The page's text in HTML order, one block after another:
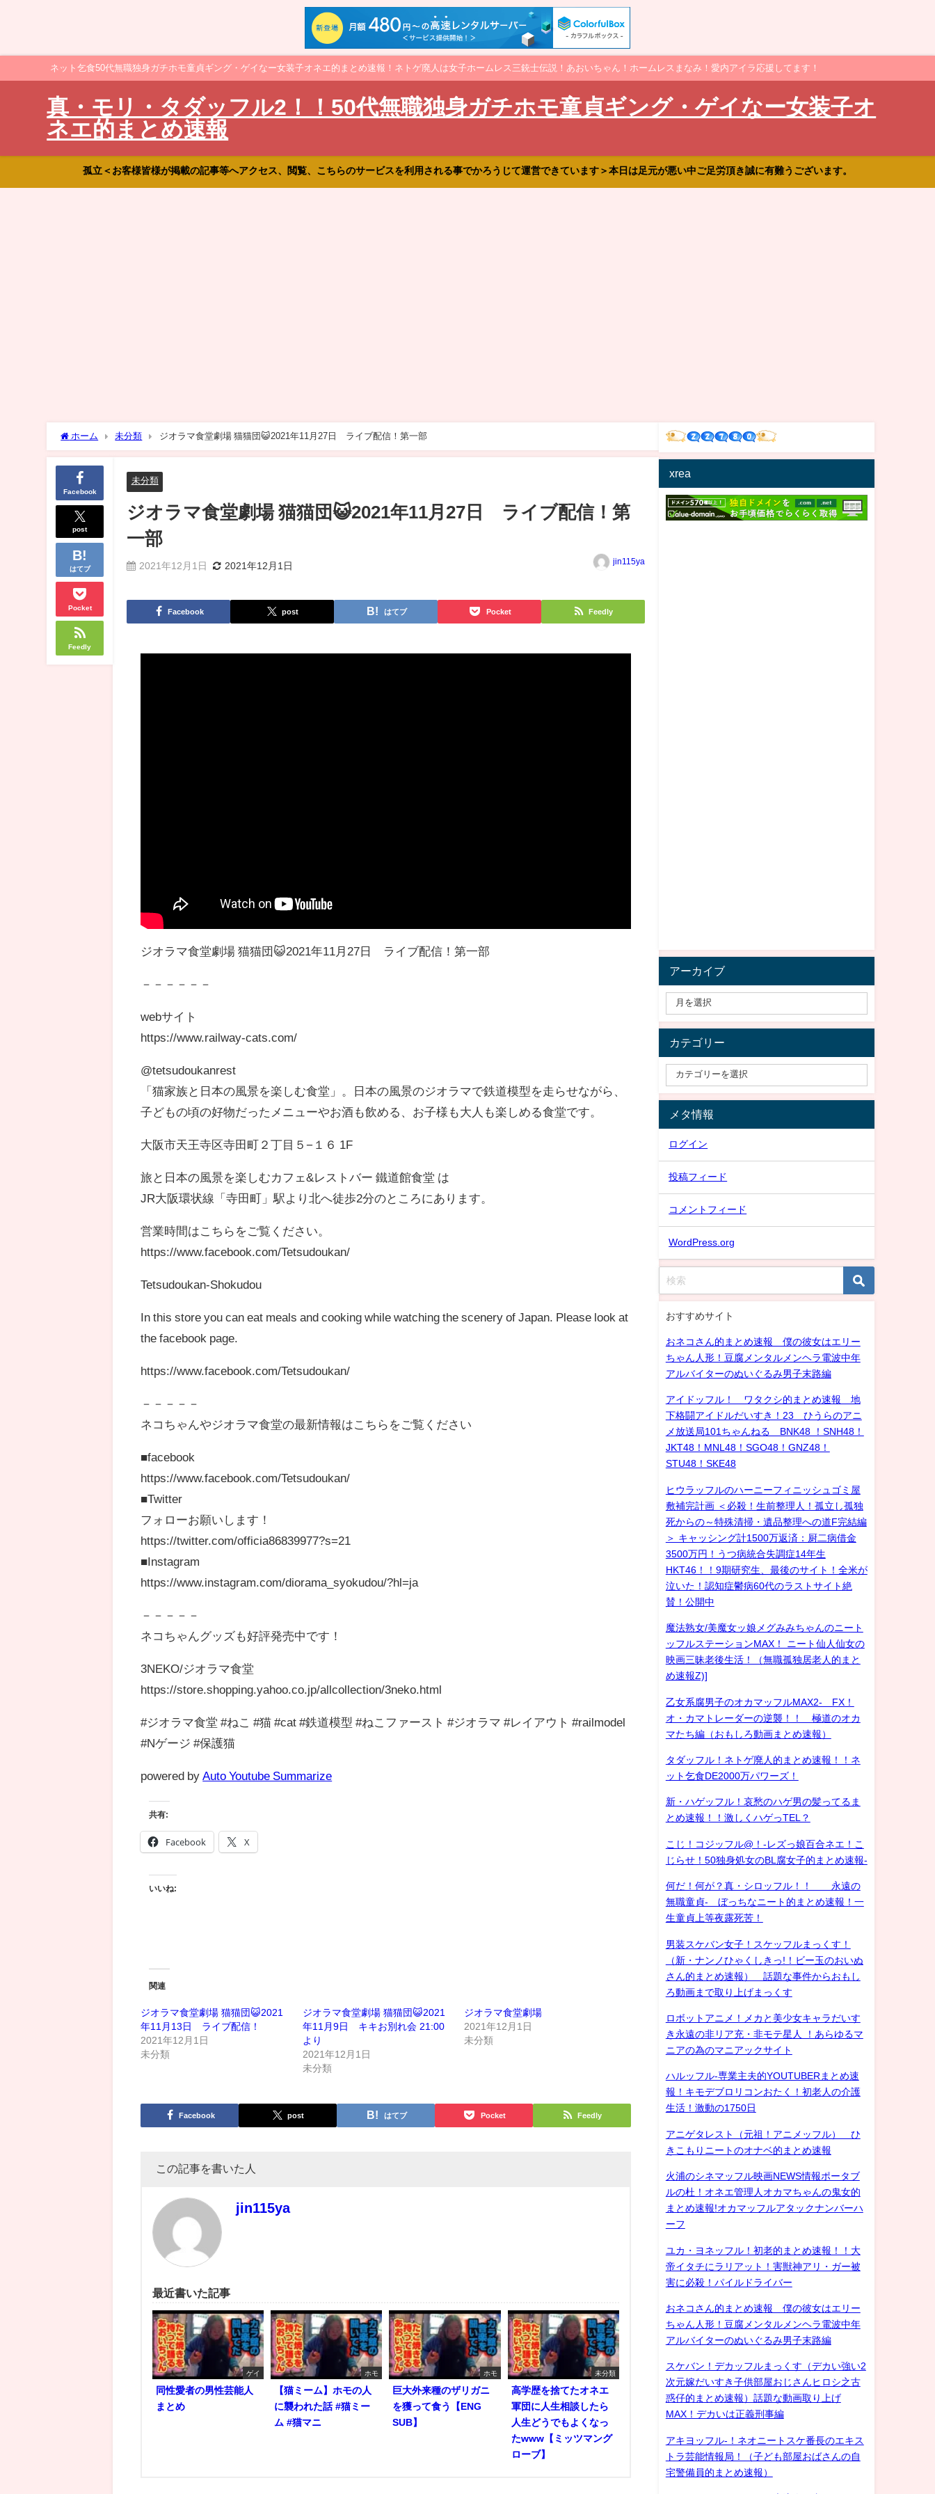
ネット乞食50代無職独身ガチホモ童貞ギング・ゲイなー女装子オネエ的まとめ速報！ネトゲ廃人は女子ホームレス三銃士伝説！あおいちゃん！ホームレスまなみ！愛内アイラ応援してます！
真・モリ・タダッフル2！！50代無職独身ガチホモ童貞ギング・ゲイなー女装子オ
ネエ的まとめ速報
孤立＜お客様皆様が掲載の記事等へアクセス、閲覧、こちらのサービスを利用される事でかろうじて運営できています＞本日は足元が悪い中ご足労頂き誠に有難うございます。
ホーム 未分類 ジオラマ食堂劇場 猫猫団😺2021年11月27日 ライブ配信！第一部
Facebook
post
はてブ
Pocket
Feedly
未分類
ジオラマ食堂劇場 猫猫団😺2021年11月27日 ライブ配信！第
一部
2021年12月1日 2021年12月1日 jin115ya
Facebook post はてブ Pocket Feedly
ジオラマ食堂劇場 猫猫団😺2021年11月27日 ライブ配信！第一部
－－－－－－
webサイト
https://www.railway-cats.com/
@tetsudoukanrest
「猫家族と日本の風景を楽しむ食堂」。日本の風景のジオラマで鉄道模型を走らせながら、
子どもの頃の好物だったメニューやお酒も飲める、お子様も大人も楽しめる食堂です。
大阪市天王寺区寺田町２丁目５−１６ 1F
旅と日本の風景を楽しむカフェ&レストバー 鐵道館食堂 は
JR大阪環状線「寺田町」駅より北へ徒歩2分のところにあります。
営業時間はこちらをご覧ください。
https://www.facebook.com/Tetsudoukan/
Tetsudoukan-Shokudou
In this store you can eat meals and cooking while watching the scenery of Japan. Please look at
the facebook page.
https://www.facebook.com/Tetsudoukan/
－－－－－
ネコちゃんやジオラマ食堂の最新情報はこちらをご覧ください
■facebook
https://www.facebook.com/Tetsudoukan/​
■Twitter
フォローお願いします！
https://twitter.com/officia86839977?s=21
■Instagram
https://www.instagram.com/diorama_syokudou/?hl=ja
－－－－－
ネコちゃんグッズも好評発売中です！
3NEKO/ジオラマ食堂
https://store.shopping.yahoo.co.jp/allcollection/3neko.html
#ジオラマ食堂 #ねこ #猫 #cat #鉄道模型 #ねこファースト #ジオラマ #レイアウト #railmodel
#Nゲージ #保護猫
powered by Auto Youtube Summarize
共有:
Facebook X
いいね:
関連
ジオラマ食堂劇場 猫猫団😺2021
年11月13日 ライブ配信！
2021年12月1日
未分類
ジオラマ食堂劇場 猫猫団😺2021
年11月9日 キキお別れ会 21:00
より
2021年12月1日
未分類
ジオラマ食堂劇場
2021年12月1日
未分類
Facebook post はてブ Pocket Feedly
この記事を書いた人
jin115ya
最近書いた記事
ゲイ
同性愛者の男性芸能人
まとめ
ホモ
【猫ミーム】ホモの人
に襲われた話 #猫ミー
ム #猫マニ
ホモ
巨大外来種のザリガニ
を獲って食う【ENG
SUB】
未分類
高学歴を捨てたオネエ
軍団に人生相談したら
人生どうでもよくなっ
たwww【ミッツマング
ローブ】
xrea
アーカイブ
カテゴリー
メタ情報
ログイン
投稿フィード
コメントフィード
WordPress.org
おすすめサイト
おネコさん的まとめ速報 僕の彼女はエリー
ちゃん人形！豆腐メンタルメンヘラ電波中年
アルバイターのぬいぐるみ男子末路編
アイドッフル！ ワタクシ的まとめ速報 地
下格闘アイドルだいすき！23 ひうらのアニ
メ放送局101ちゃんねる BNK48 ！SNH48！
JKT48！MNL48！SGO48！GNZ48！
STU48！SKE48
ヒウラッフルのハーニーフィニッシュゴミ屋
敷補完計画 ＜必殺！生前整理人！孤立し孤独
死からの～特殊清掃・遺品整理への道F完結編
＞ キャッシング計1500万返済：厨二病借金
3500万円！うつ病統合失調症14年生
HKT46！！9期研究生、最後のサイト！全米が
泣いた！認知症鬱病60代のラストサイト絶
賛！公開中
魔法熟女/美魔女ッ娘メグみみちゃんのニート
ッフルステーションMAX！ ニート仙人仙女の
映画三昧老後生活！（無職孤独居老人的まと
め速報Z)]
乙女系腐男子のオカマッフルMAX2- FX！
オ・カマトレーダーの逆襲！！ 極道のオカ
マたち編（おもしろ動画まとめ速報）
タダッフル！ネトゲ廃人的まとめ速報！！ネ
ット乞食DE2000万パワーズ！
新・ハゲッフル！哀愁のハゲ男の髪ってるま
とめ速報！！激しくハゲっTEL？
こじ！コジッフル@！-レズっ娘百合ネエ！こ
じらせ！50独身処女のBL腐女子的まとめ速報-
何だ！何が？真・シロッフル！！ 永遠の
無職童貞- ぼっちなニート的まとめ速報！一
生童貞上等夜露死苦！
男装スケバン女子！スケッフルまっくす！
（新・ナンノひゃくしきっ!！ビー玉のおいぬ
さん的まとめ速報） 話題な事件からおもし
ろ動画まで取り上げまっくす
ロボットアニメ！メカと美少女キャラだいす
き永遠の非リア充・非モテ星人 ！あらゆるマ
ニアの為のマニアックサイト
ハルッフル-専業主夫的YOUTUBERまとめ速
報！キモデブロリコンおたく！初老人の介護
生活！激動の1750日
アニゲタレスト（元祖！アニメッフル） ひ
きこもりニートのオナベ的まとめ速報
火浦のシネマッフル映画NEWS情報ポータブ
ルの杜！オネエ管理人オカマちゃんの鬼女的
まとめ速報!オカマッフルアタックナンバーハ
ーフ
ユカ・ヨネッフル！初老的まとめ速報！！大
帝イタチにラリアット！害獣神アリ・ガー被
害に必殺！パイルドライバー
おネコさん的まとめ速報 僕の彼女はエリー
ちゃん人形！豆腐メンタルメンヘラ電波中年
アルバイターのぬいぐるみ男子末路編
スケバン！デカッフルまっくす（デカい強い2
次元嫁だいすき子供部屋おじさんヒロシ之古
惑仔的まとめ速報）話題な動画取り上げ
MAX！デカいは正義刑事編
アキヨッフル-！ネオニートスケ番長のエキス
トラ芸能情報局！（子ども部屋おばさんの自
宅警備員的まとめ速報）